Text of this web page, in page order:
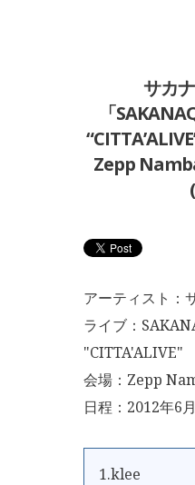
サカ
「
Zepp
アーティスト：
ライブ：
"CITTA'ALIVE"
会場：Zepp
日程：2012年6
1.klee